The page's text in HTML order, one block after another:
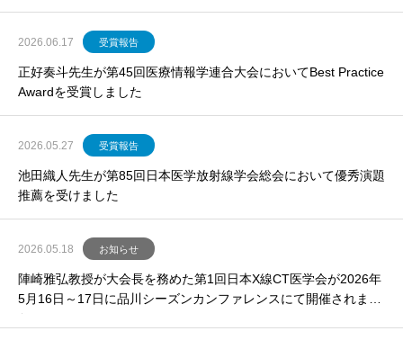
2026.06.17 受賞報告
正好奏斗先生が第45回医療情報学連合大会においてBest Practice
Awardを受賞しました
2026.05.27 受賞報告
池田織人先生が第85回日本医学放射線学会総会において優秀演題
推薦を受けました
2026.05.18 お知らせ
陣崎雅弘教授が大会長を務めた第1回日本X線CT医学会が2026年
5月16日～17日に品川シーズンカンファレンスにて開催されまし
た。